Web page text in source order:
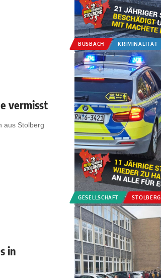
BÜSBACH KRIMINALITÄT
GESELLSCHAFT STOLBERG
vermisst
aus Stolberg
in